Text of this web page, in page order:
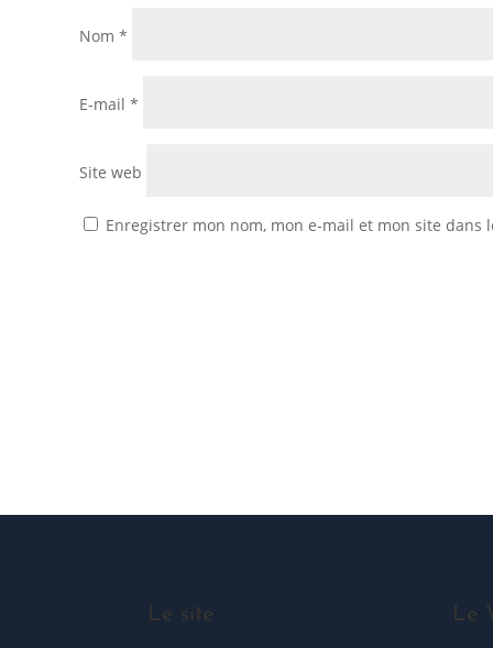
Nom *
E-mail *
Site web
Enregistrer mon nom, mon e-mail et mon site
Le site Le